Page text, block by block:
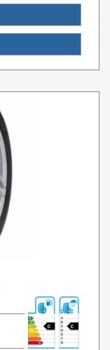
C C